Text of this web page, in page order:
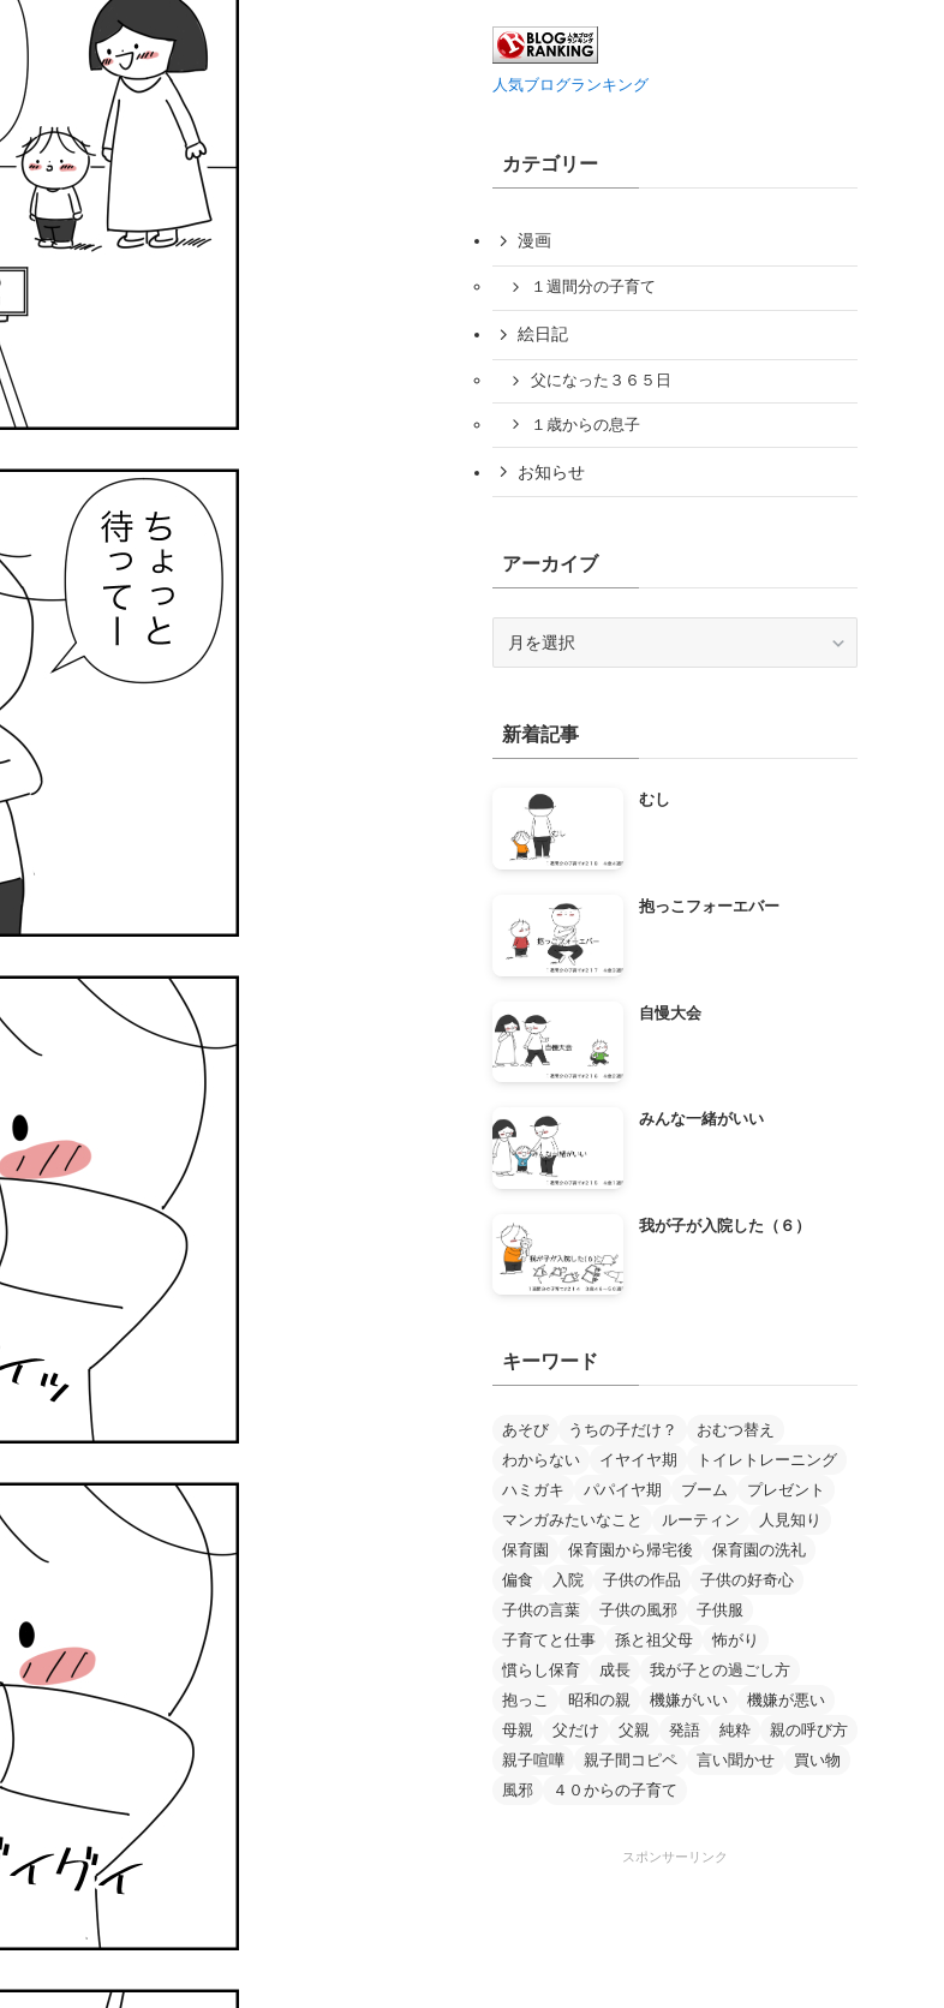
人気ブログランキング
カテゴリー
漫画
１週間分の子育て
絵日記
父になった３６５日
１歳からの息子
お知らせ
アーカイブ
ブ新着記事
むし
抱っこフォーエバー
自慢大会
みんな一緒がいい
我が子が入院した（６）
キーワード
あそび うちの子だけ？
おむつ替え
わからない
イヤイヤ期
トイレトレーニング
ハミガキ
パパイヤ期 ブーム
プレゼント
マンガみたいなこと
ルーティン
人見知り
保育園
保育園から帰宅後
保育園の洗礼
偏食
入院 子供の作品
子供の好奇心
子供の言葉
子供の風邪
子供服
子育てと仕事
孫と祖父母
怖がり
慣らし保育
成長
我が子との過ごし方
抱っこ
昭和の親 機嫌がいい
機嫌が悪い
母親
父だけ 父親 発語 純粋
親の呼び方
親子喧嘩
親子間コピペ 言い聞かせ
買い物
風邪
４０からの子育て
スポンサーリンク